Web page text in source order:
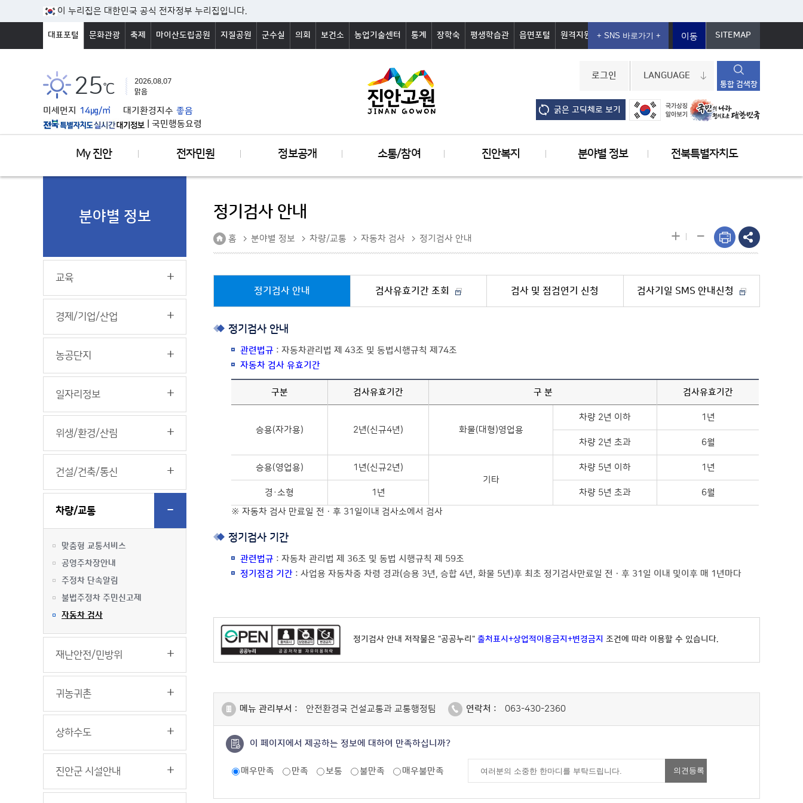
본문바로가기 이 누리집은 대한민국 공식 전자정부 누리집입니다.
대표포털 문화관광 축제 마이산도립공원 지질공원 군수실 의회 보건소 농업기술센터 통계 장학숙 평생학습관 읍면포털 원격지원 이동 SITEMAP
25℃
2026.08.07
맑음
미세먼지 14㎍/㎥ 대기환경지수 좋음
국민행동요령
로그인 LANGUAGE
통합 검색창
굵은 고딕체로 보기
My 진안 전자민원 정보공개 소통/참여 진안복지 분야별 정보 전북특별자치도
분야별 정보
교육
경제/기업/산업
농공단지
일자리정보
위생/환경/산림
건설/건축/통신
차량/교통
맞춤형 교통서비스
공영주차장안내
주정차 단속알림
불법주정차 주민신고제
자동차 검사
재난안전/민방위
귀농귀촌
상하수도
진안군 시설안내
정기검사 안내
홈 분야별 정보 차량/교통 자동차 검사 정기검사 안내 + -
정기검사 안내 검사유효기간 조회 검사 및 점검연기 신청 검사기일 SMS 안내신청
정기검사 안내
관련법규 : 자동차관리법 제 43조 및 동법시행규칙 제74조
자동차 검사 유효기간
구분 검사유효기간 구 분 검사유효기간
승용(자가용) 2년(신규4년) 화물(대형)영업용
차량 2년 이하 1년
차량 2년 초과 6월
승용(영업용)
1년(신규2년)
기타
차량 5년 이하 1년
경·소형 1년 차량 5년 초과
6월
※ 자동차 검사 만료일 전ㆍ후 31일이내 검사소에서 검사
정기검사 기간
관련법규 : 자동차 관리법 제 36조 및 동법 시행규칙 제 59조
정기점검 기간 : 사업용 자동차중 차령 경과(승용 3년, 승합 4년, 화물 5년)후 최초 정기검사만료일 전ㆍ후 31일 이내 및이후 매 1년마다
정기검사 안내 저작물은 "공공누리" 출처표시+상업적이용금지+변경금지 조건에 따라 이용할 수 있습니다.
메뉴 관리부서 : 안전환경국 건설교통과 교통행정팀 연락처 : 063-430-2360
이 페이지에서 제공하는 정보에 대하여 만족하십니까?
매우만족 만족 보통 불만족 매우불만족